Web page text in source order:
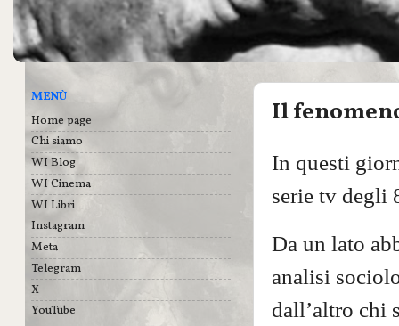
Il
In questi
serie tv degli
Da un lato
analisi
dall’altro chi
MENÙ
Home page
Chi siamo
WI Blog
WI Cinema
WI Libri
Instagram
Meta
Telegram
X
YouTube